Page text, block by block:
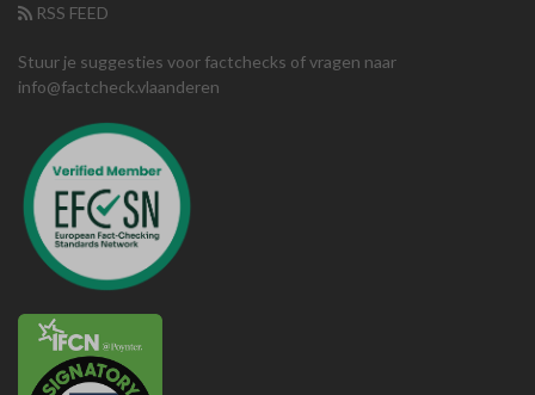
RSS FEED
Stuur je suggesties voor factchecks of vragen naar
info@factcheck.vlaanderen